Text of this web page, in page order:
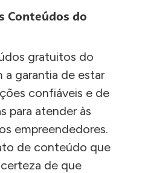
Conteúdos do
gratuitos do
a garantia de estar
confiáveis e de
para atender às
empreendedores.
de conteúdo que
de que